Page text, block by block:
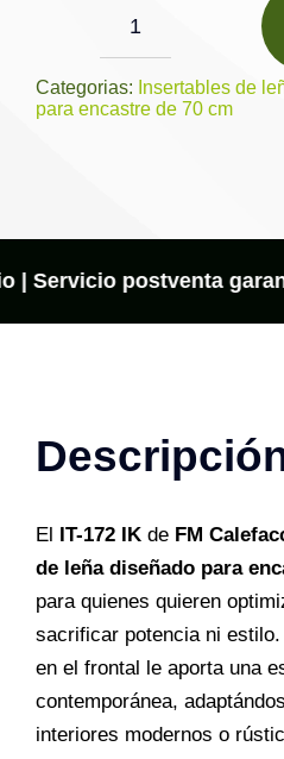
de
Leña
–
FM
Categorias: Insertables de
para encastre de 70 cm
postventa
El IT-172 IKde FM
de leña diseñado para
para quienes quieren
sacrificar potencia ni estilo.
en el frontal le aporta una
contemporánea,
interiores modernos o